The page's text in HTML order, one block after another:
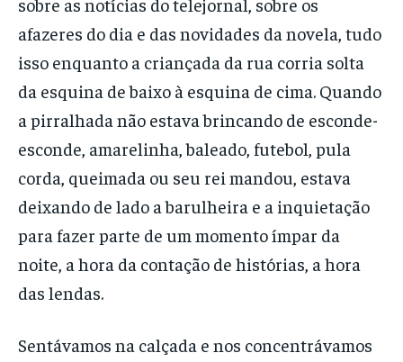
afazeres do dia e das novidades da novela, tudo
isso enquanto a criançada da rua corria solta
da esquina de baixo à esquina de cima. Quando
a pirralhada não estava brincando de esconde-
esconde, amarelinha, baleado, futebol, pula
corda, queimada ou seu rei mandou, estava
deixando de lado a barulheira e a inquietação
para fazer parte de um momento ímpar da
noite, a hora da contação de histórias, a hora
das lendas.
Sentávamos na calçada e nos concentrávamos